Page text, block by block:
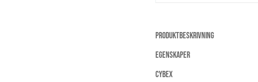
PRODUKTBESKRIVNING
EGENSKAPER
CYBEX